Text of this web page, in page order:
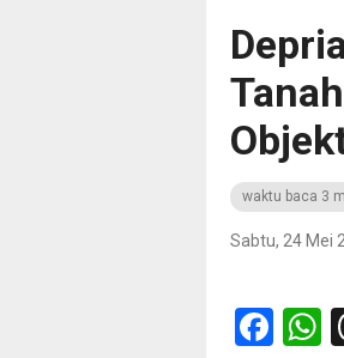
waktu baca 3
Sabtu, 24 Mei